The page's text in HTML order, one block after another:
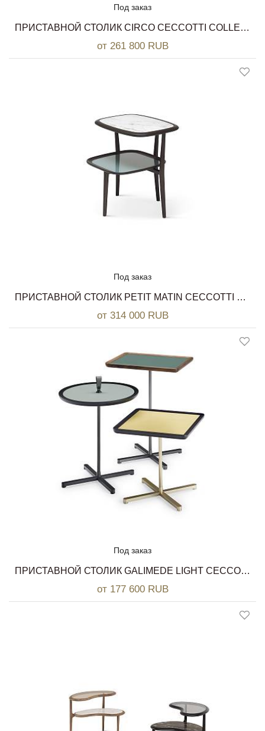
Под заказ
ПРИСТАВНОЙ СТОЛИК CIRCO CECCOTTI COLLEZIONI
от 261 800 RUB
Под заказ
ПРИСТАВНОЙ СТОЛИК PETIT MATIN CECCOTTI COLLEZIONI
от 314 000 RUB
Под заказ
ПРИСТАВНОЙ СТОЛИК GALIMEDE LIGHT CECCOTTI COLLEZIONI
от 177 600 RUB